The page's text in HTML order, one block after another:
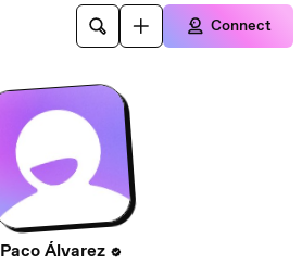
Connect
Paco Álvarez